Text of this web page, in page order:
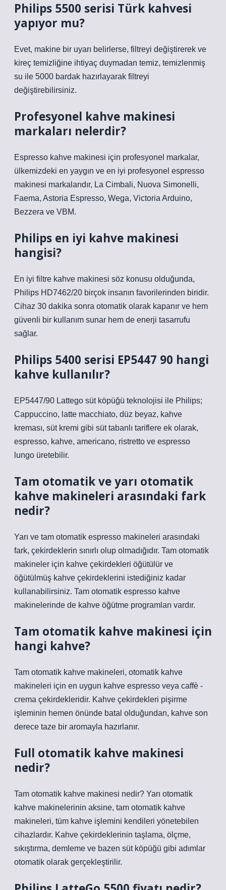
Philips 5500 serisi Türk kahvesi
yapıyor mu?
Evet, makine bir uyarı belirlerse, filtreyi değiştirerek ve
kireç temizliğine ihtiyaç duymadan temiz, temizlenmiş
su ile 5000 bardak hazırlayarak filtreyi
değiştirebilirsiniz.
Profesyonel kahve makinesi
markaları nelerdir?
Espresso kahve makinesi için profesyonel markalar,
ülkemizdeki en yaygın ve en iyi profesyonel espresso
makinesi markalarıdır, La Cimbali, Nuova Simonelli,
Faema, Astoria Espresso, Wega, Victoria Arduino,
Bezzera ve VBM.
Philips en iyi kahve makinesi
hangisi?
En iyi filtre kahve makinesi söz konusu olduğunda,
Philips HD7462/20 birçok insanın favorilerinden biridir.
Cihaz 30 dakika sonra otomatik olarak kapanır ve hem
güvenli bir kullanım sunar hem de enerji tasarrufu
sağlar.
Philips 5400 serisi EP5447 90 hangi
kahve kullanılır?
EP5447/90 Lattego süt köpüğü teknolojisi ile Philips;
Cappuccino, latte macchiato, düz beyaz, kahve
kreması, süt kremi gibi süt tabanlı tariflere ek olarak,
espresso, kahve, americano, ristretto ve espresso
lungo üretebilir.
Tam otomatik ve yarı otomatik
kahve makineleri arasındaki fark
nedir?
Yarı ve tam otomatik espresso makineleri arasındaki
fark, çekirdeklerin sınırlı olup olmadığıdır. Tam otomatik
makineler için kahve çekirdekleri öğütülür ve
öğütülmüş kahve çekirdeklerini istediğiniz kadar
kullanabilirsiniz. Tam otomatik espresso kahve
makinelerinde de kahve öğütme programları vardır.
Tam otomatik kahve makinesi için
hangi kahve?
Tam otomatik kahve makineleri, otomatik kahve
makineleri için en uygun kahve espresso veya caffè -
crema çekirdekleridir. Kahve çekirdekleri pişirme
işleminin hemen önünde batal olduğundan, kahve son
derece taze bir aromayla hazırlanır.
Full otomatik kahve makinesi
nedir?
Tam otomatik kahve makinesi nedir? Yarı otomatik
kahve makinelerinin aksine, tam otomatik kahve
makineleri, tüm kahve işlemini kendileri yönetebilen
cihazlardır. Kahve çekirdeklerinin taşlama, ölçme,
sıkıştırma, demleme ve bazen süt köpüğü gibi adımlar
otomatik olarak gerçekleştirilir.